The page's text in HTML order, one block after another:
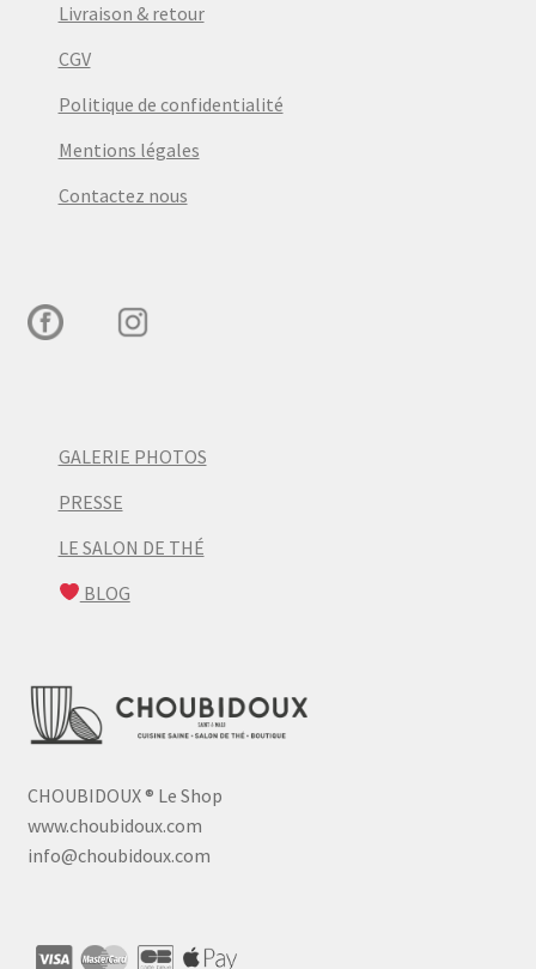
Livraison & retour
CGV
Politique de confidentialité
Mentions légales
Contactez nous
GALERIE PHOTOS
PRESSE
LE SALON DE THÉ
BLOG
CHOUBIDOUX® Le Shop
www.choubidoux.com
info@choubidoux.com